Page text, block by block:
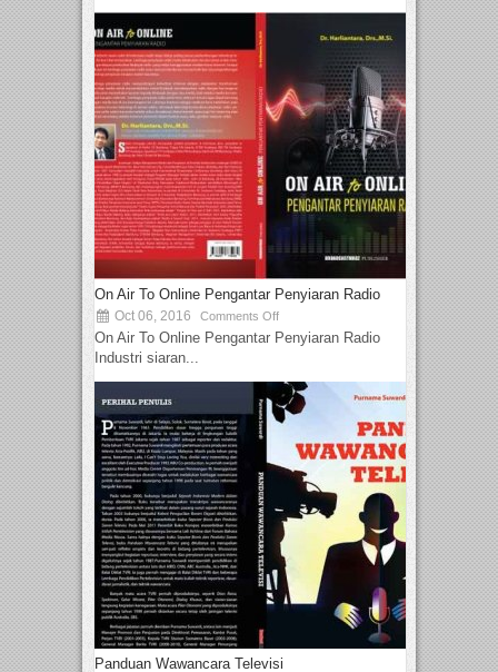
On Air To Online Pengantar Penyiaran Radio
Oct 06, 2016 Comments Off
On Air To Online Pengantar Penyiaran Radio
Industri siaran...
Panduan Wawancara Televisi